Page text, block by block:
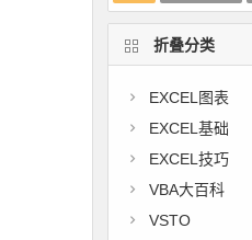
折叠分类
EXCEL图表
EXCEL基础
EXCEL技巧
VBA大百科
VSTO